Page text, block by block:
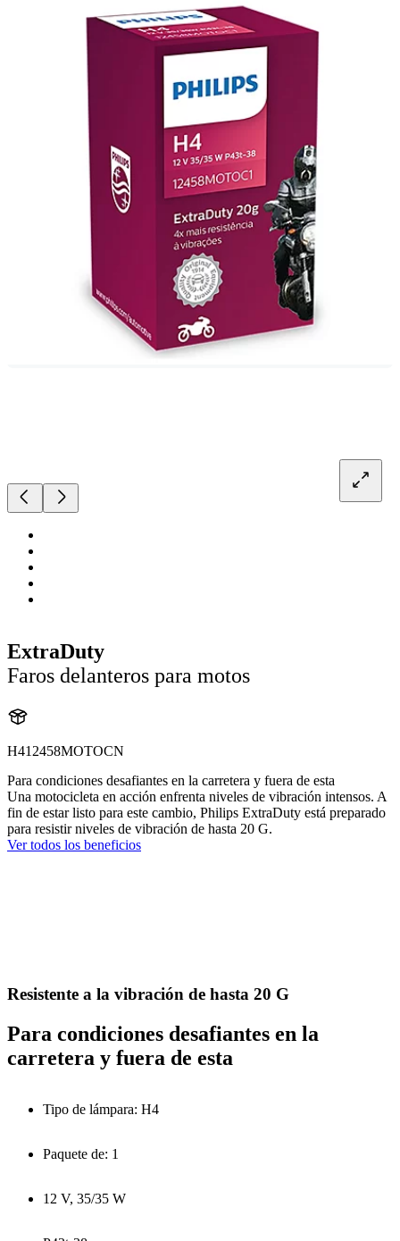
ExtraDuty
Faros delanteros para motos
H412458MOTOCN
Para condiciones desafiantes en la carretera y fuera de esta
Una motocicleta en acción enfrenta niveles de vibración intensos. A
fin de estar listo para este cambio, Philips ExtraDuty está preparado
para resistir niveles de vibración de hasta 20 G.
Ver todos los beneficios
Resistente a la vibración de hasta 20 G
Para condiciones desafiantes en la
carretera y fuera de esta
Tipo de lámpara: H4
Paquete de: 1
12 V, 35/35 W